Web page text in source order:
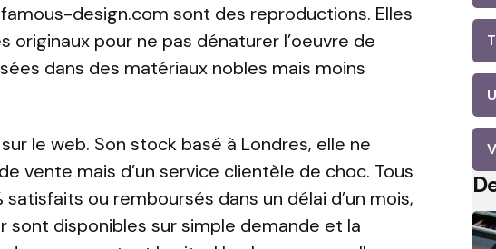
design.com sont des reproductions. Elles
originaux pour ne pas dénaturer l’oeuvre de
dans des matériaux nobles mais moins
le web. Son stock basé à Londres, elle ne
vente mais d’un service clientèle de choc. Tous
ou remboursés dans un délai d’un mois,
sont disponibles sur simple demande et la